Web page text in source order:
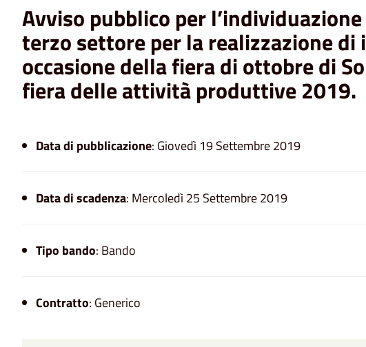
Avviso pubblico per
terzo settore per la realizzazione di
occasione della fiera di ottobre di
fiera delle attività produttive 2019.
Data di pubblicazione: Giovedì 19 Settembre 2019
Data di scadenza: Mercoledì 25 Settembre 2019
Tipo bando: Bando
Contratto: Generico